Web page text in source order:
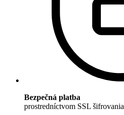
Bezpečná platba
prostredníctvom SSL šifrovania